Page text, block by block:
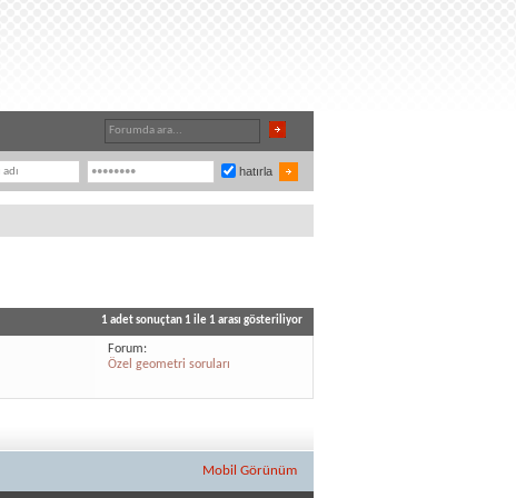
hatırla
1 adet sonuçtan 1 ile 1 arası gösteriliyor
Forum:
Özel geometri soruları
Mobil Görünüm